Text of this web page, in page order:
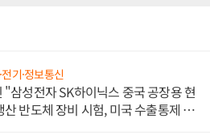
전기·정보통신
"삼성전자 SK하이닉스 중국 공장용 현
산 반도체 장비 시험, 미국 수출통제 대